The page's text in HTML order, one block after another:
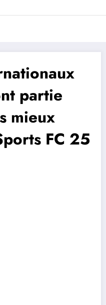
du football
partie
mieux
FC 25